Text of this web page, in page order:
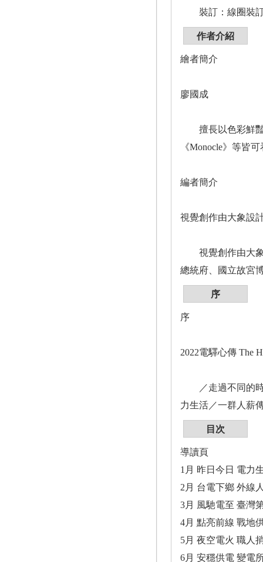
裝訂：線圈裝
作者介紹
繪者簡介
廖國成
擅長以色彩鮮豔
《Monocle》等皆
編者簡介
視覺創作由大象設
視覺創作由大象
總統府、國立故宮
序
序
2022電驛心傳 The
／走過不同的時
力生活／一群人薪
目次
導讀頁
1月 昨日今日 電力
2月 台電下鄉 外線
3月 風馳電至 臺灣
4月 點亮前線 戰地
5月 夜空電火 職人
6月 安穩供電 變電